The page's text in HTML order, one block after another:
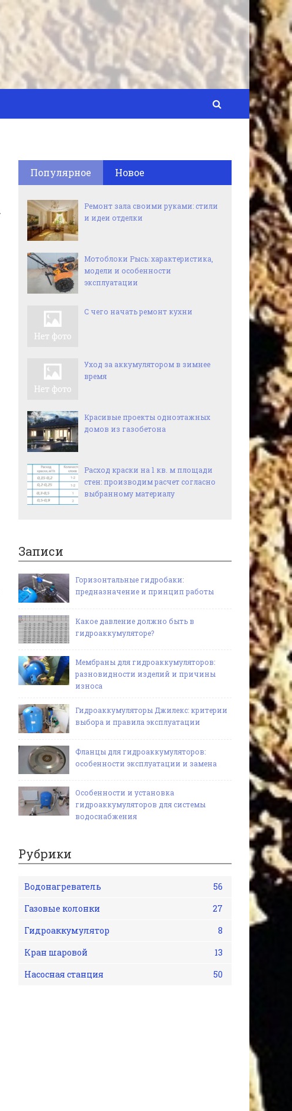
Популярное Новое
Ремонт зала своими руками: стили
и идеи отделки
Мотоблоки Рысь: характеристика,
модели и особенности
эксплуатации
С чего начать ремонт кухни
Уход за аккумулятором в зимнее
время
Красивые проекты одноэтажных
домов из газобетона
Расход краски на 1 кв. м площади
стен: производим расчет согласно
выбранному материалу
Записи
Горизонтальные гидробаки:
предназначение и принцип работы
Какое давление должно быть в
гидроаккумуляторе?
Мембраны для гидроаккумуляторов:
разновидности изделий и причины
износа
Гидроаккумуляторы Джилекс: критерии
выбора и правила эксплуатации
Фланцы для гидроаккумуляторов:
особенности эксплуатации и замена
Особенности и установка
гидроаккумуляторов для системы
водоснабжения
Рубрики
Водонагреватель
56
Газовые колонки
27
Гидроаккумулятор
8
Кран шаровой
13
Насосная станция
50